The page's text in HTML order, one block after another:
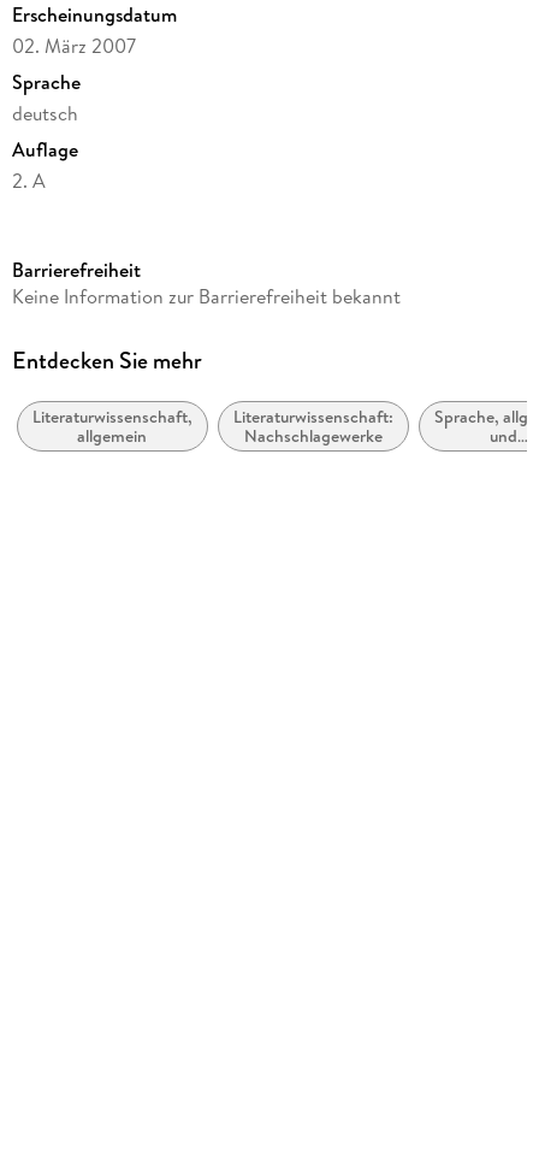
Erscheinungsdatum
02. März 2007
Sprache
deutsch
Auflage
2. A
Reihe
Autor/Autorin
Verlag/Hersteller
Kroener Alfred GmbH + Co.
Barrierefreiheit
Keine Information zur Barrierefreiheit bekannt
Entdecken Sie mehr
Literaturwissenschaft,
allgemein
Literaturwissenschaft:
Nachschlagewerke
Sprache,
und